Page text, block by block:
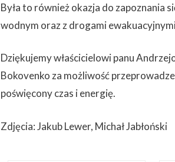
Była to również okazja do zapoznania
wodnym oraz z drogami
Dziękujemy właścicielowi panu
Bokovenko za możliwość
poświęcony czas i energię.
Zdjęcia: Jakub Lewer, Michał Jabłoński